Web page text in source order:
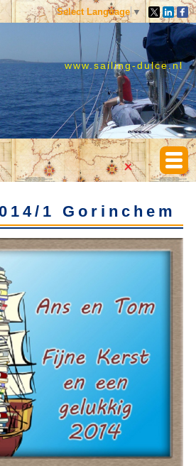
Select Language ▼
www.sailing-dulce.nl
1 Gorinchem